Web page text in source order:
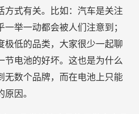
方式有关。比如：汽车是关注
举一动都会被人们注意到；
极低的品类，大家很少一起聊
节电池的好坏。这也是为什么
无数个品牌，而在电池上只能
因。